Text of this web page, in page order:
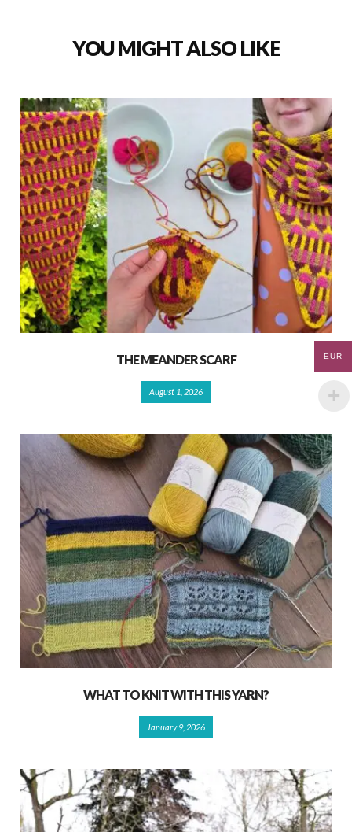
YOU MIGHT ALSO LIKE
THE MEANDER SCARF
August 1, 2026
WHAT TO KNIT WITH THIS YARN?
January 9, 2026
EUR